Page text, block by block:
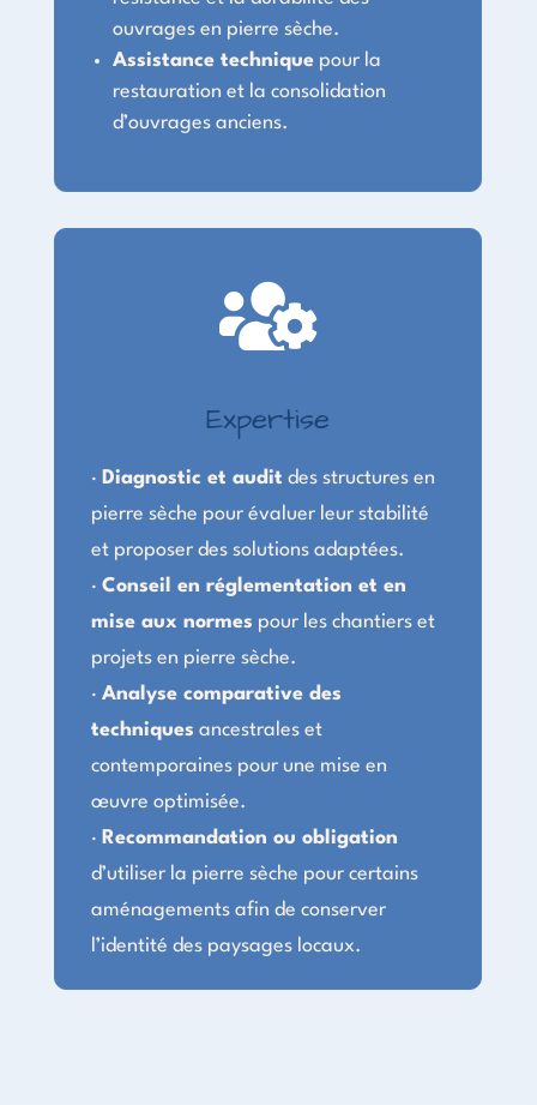
ouvrages en pierre sèche.
Assistance techniquepour la
restauration et la consolidation
d’ouvrages anciens.

Expertise
· Diagnostic et audit des structures en
pierre sèche pour évaluer leur stabilité
et proposer des solutions adaptées.
· Conseil en réglementation et en
mise aux normes pour les chantiers et
projets en pierre sèche.
· Analyse comparative des
techniques ancestrales et
contemporaines pour une mise en
œuvre optimisée.
· Recommandation ou obligation
d’utiliser la pierre sèche pour certains
aménagements afin de conserver
l’identité des paysages locaux.